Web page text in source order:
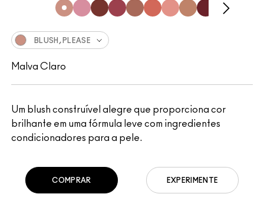
Um blush construível alegre que proporciona cor
brilhante em uma fórmula leve com ingredientes
condicionadores para a pele.
BLUSH, PLEASE
Malva Claro
EXPERIMENTE
COMPRAR